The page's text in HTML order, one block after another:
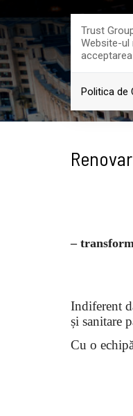
Trust
Website-ul
Politica de
–
Indiferent
și sanitare
Cu o